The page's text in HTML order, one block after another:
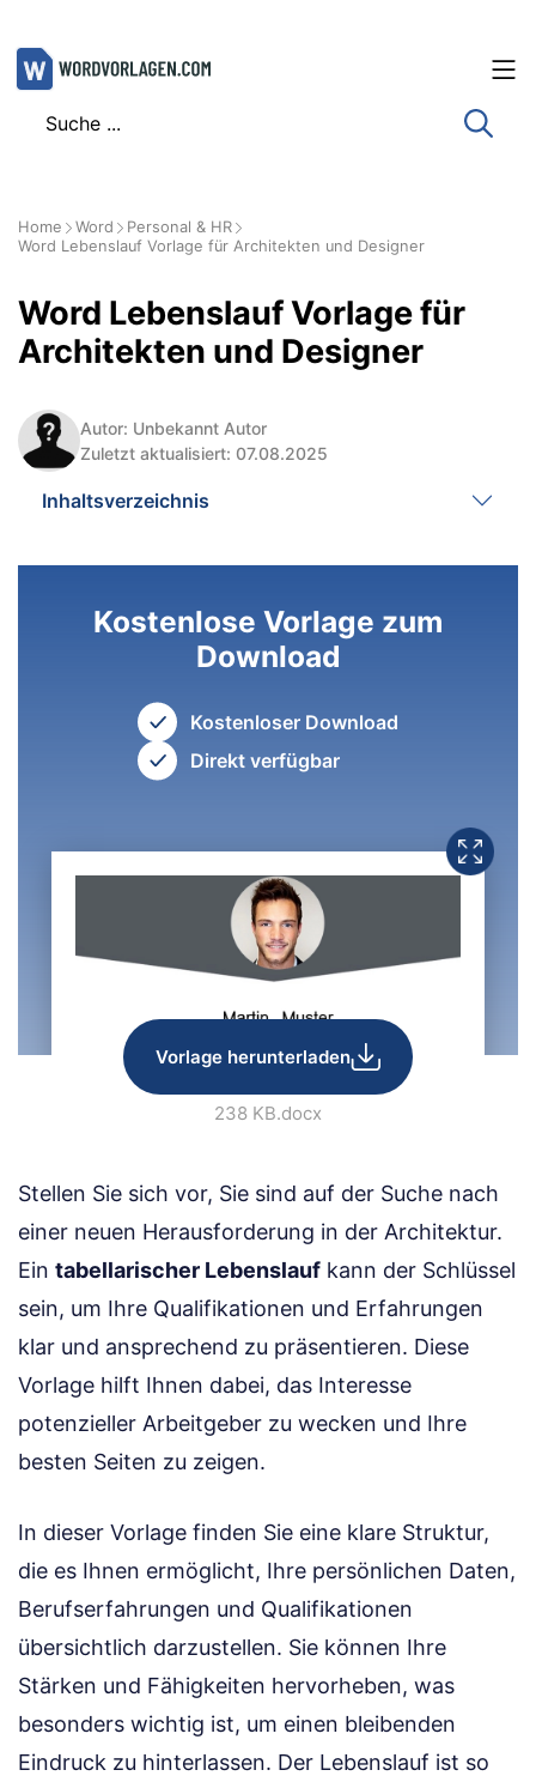
Zum
Inhalt
Home Word
Personal & HR
Word Lebenslauf Vorlage für Architekten und Designer
Word Lebenslauf Vorlage für
Architekten und Designer
Autor: Unbekannt Autor
Zuletzt aktualisiert: 07.08.2025
Inhaltsverzeichnis
Kostenlose Vorlage zum
Download
Kostenloser Download
Direkt verfügbar
Vorlage herunterladen
238 KB.docx
Stellen Sie sich vor, Sie sind auf der Suche nach
einer neuen Herausforderung in der Architektur.
Ein tabellarischer Lebenslauf kann der Schlüssel
sein, um Ihre Qualifikationen und Erfahrungen
klar und ansprechend zu präsentieren. Diese
Vorlage hilft Ihnen dabei, das Interesse
potenzieller Arbeitgeber zu wecken und Ihre
besten Seiten zu zeigen.
In dieser Vorlage finden Sie eine klare Struktur,
die es Ihnen ermöglicht, Ihre persönlichen Daten,
Berufserfahrungen und Qualifikationen
übersichtlich darzustellen. Sie können Ihre
Stärken und Fähigkeiten hervorheben, was
besonders wichtig ist, um einen bleibenden
Eindruck zu hinterlassen. Der Lebenslauf ist so